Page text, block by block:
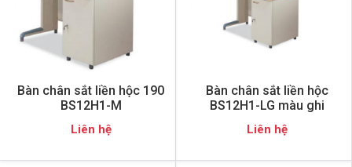
Bàn chân sắt liền hộc 190
BS12H1-M
Liên hệ
Bàn chân sắt liền hộc
BS12H1-LG màu ghi
Liên hệ